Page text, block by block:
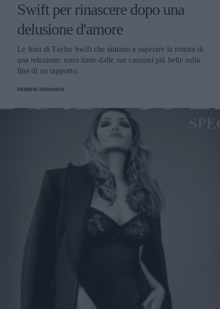
Swift per rinascere dopo una
delusione d'amore
Le frasi di Taylor Swift che aiutano a superare la rottura di
una relazione: sono tratte dalle sue canzoni più belle sulla
fine di un rapporto.
PERDITA DURANGO